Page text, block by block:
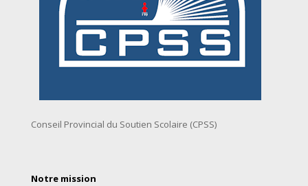
Conseil Provincial du Soutien Scolaire (CPSS)
Notre mission